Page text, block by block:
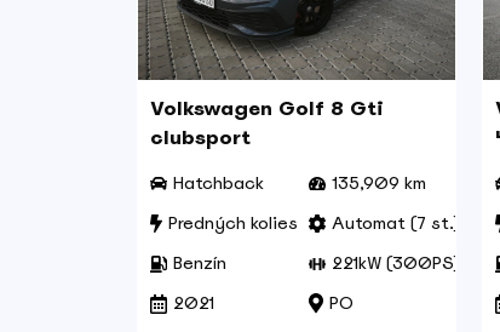
Volkswagen Golf 8 Gti
clubsport
Hatchback
135,909 km
Predných kolies
Automat (7 st.)
Benzín
221kW (300PS)
2021
PO